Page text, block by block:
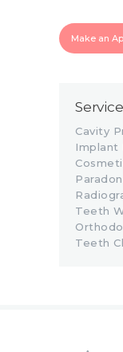
Make an
Cavity
Implant
Teeth
Teeth